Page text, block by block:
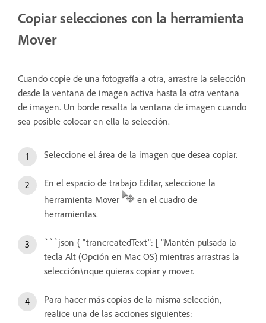
Copiar selecciones con la herramienta
Mover
Cuando copie de una fotografía a otra, arrastre la selección
desde la ventana de imagen activa hasta la otra ventana
de imagen. Un borde resalta la ventana de imagen cuando
sea posible colocar en ella la selección.
Seleccione el área de la imagen que desea copiar.
En el espacio de trabajo Editar, seleccione la
herramienta Mover
en el cuadro de
herramientas.
```json { "trancreatedText": [ "Mantén pulsada la
tecla Alt (Opción en Mac OS) mientras arrastras la
selección\nque quieras copiar y mover.
Para hacer más copias de la misma selección,
realice una de las acciones siguientes: